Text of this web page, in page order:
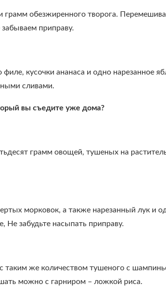
грамм обезжиренного творога.
приправу.
кусочки ананаса и одно нарезанное
сливами.
вы съедите уже дома?
грамм овощей, тушеных на
морковок, а также нарезанный лук и
Не забудьте насыпать приправу.
же количеством тушеного с
можно с гарниром – ложкой риса.